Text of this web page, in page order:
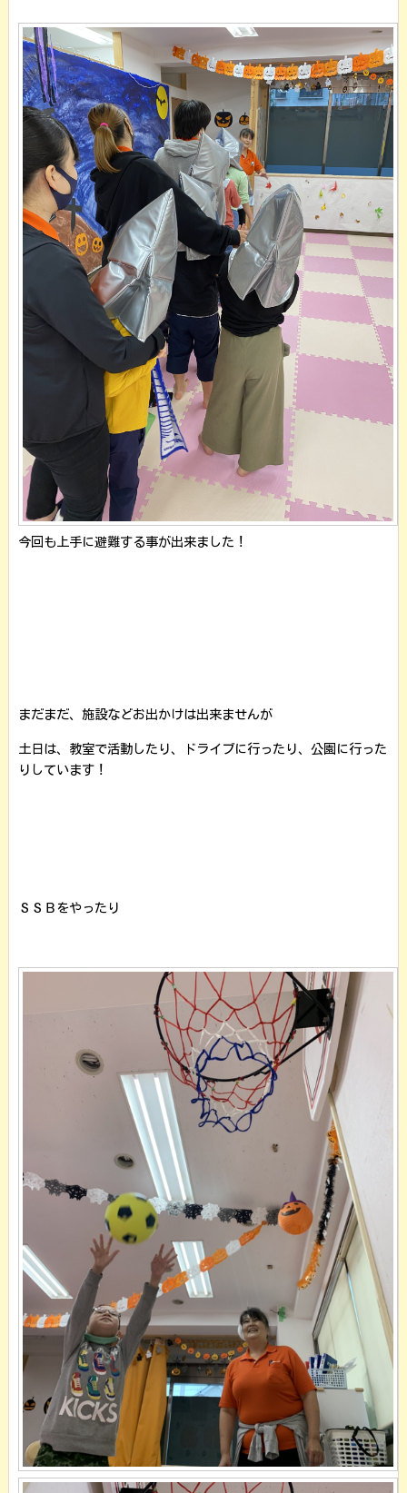
今回も上手に避難する事が出来ました！
まだまだ、施設などお出かけは出来ませんが
土日は、教室で活動したり、ドライブに行ったり、公園に行った
りしています！
ＳＳＢをやったり